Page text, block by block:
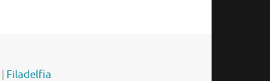
| Filadelfia